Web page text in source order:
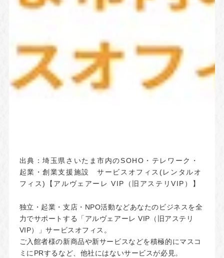
出典：埼玉県さいたま市内のSOHO・テレワーク・
起業・創業支援施設 サービスオフィス(レンタルオ
フィス)【アルヴェアーレ VIP（旧アステリVIP）】
独立・起業・支店・NPO活動などあなたのビジネスを全
力でサポートする「アルヴェアーレ VIP（旧アステリ
VIP）」サービスオフィス。
ご入館者様の新商品や新サービスなどを積極的にマスコ
ミにPRするなど、他社にはないサービスが必見。